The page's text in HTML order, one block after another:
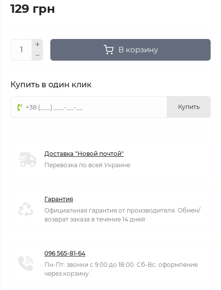
129 грн
В корзину
Купить в один клик
Купить
Доставка "Новой почтой"
Перевозка по всей Украине
Гарантия
Официальная гарантия от производителя. Обмен/
возврат заказа в течение 14 дней
096 565-81-64
Пн-Пт: звонки с 9:00 до 18:00. Сб-Вс: оформление
через корзину.